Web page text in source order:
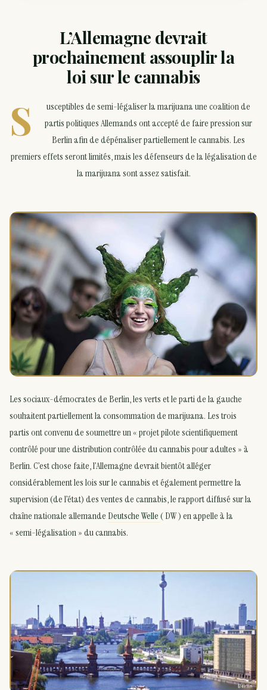
L’Allemagne devrait
prochainement assouplir la
loi sur le cannabis
S
usceptibles de semi-légaliser la marijuana une coalition de
partis politiques Allemands ont accepté de faire pression sur
Berlin afin de dépénaliser partiellement le cannabis. Les
premiers effets seront limités, mais les défenseurs de la légalisation de
la marijuana sont assez satisfait.
Les sociaux-démocrates de Berlin, les verts et le parti de la gauche
souhaitent partiellement la consommation de marijuana. Les trois
partis ont convenu de soumettre un « projet pilote scientifiquement
contrôlé pour une distribution contrôlée du cannabis pour adultes » à
Berlin. C’est chose faite, l’Allemagne devrait bientôt alléger
considérablement les lois sur le cannabis et également permettre la
supervision (de l’état) des ventes de cannabis, le rapport diffusé sur la
chaîne nationale allemande Deutsche Welle( DW ) en appelle à la
« semi-légalisation » du cannabis.